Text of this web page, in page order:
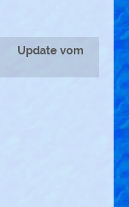
Update vom